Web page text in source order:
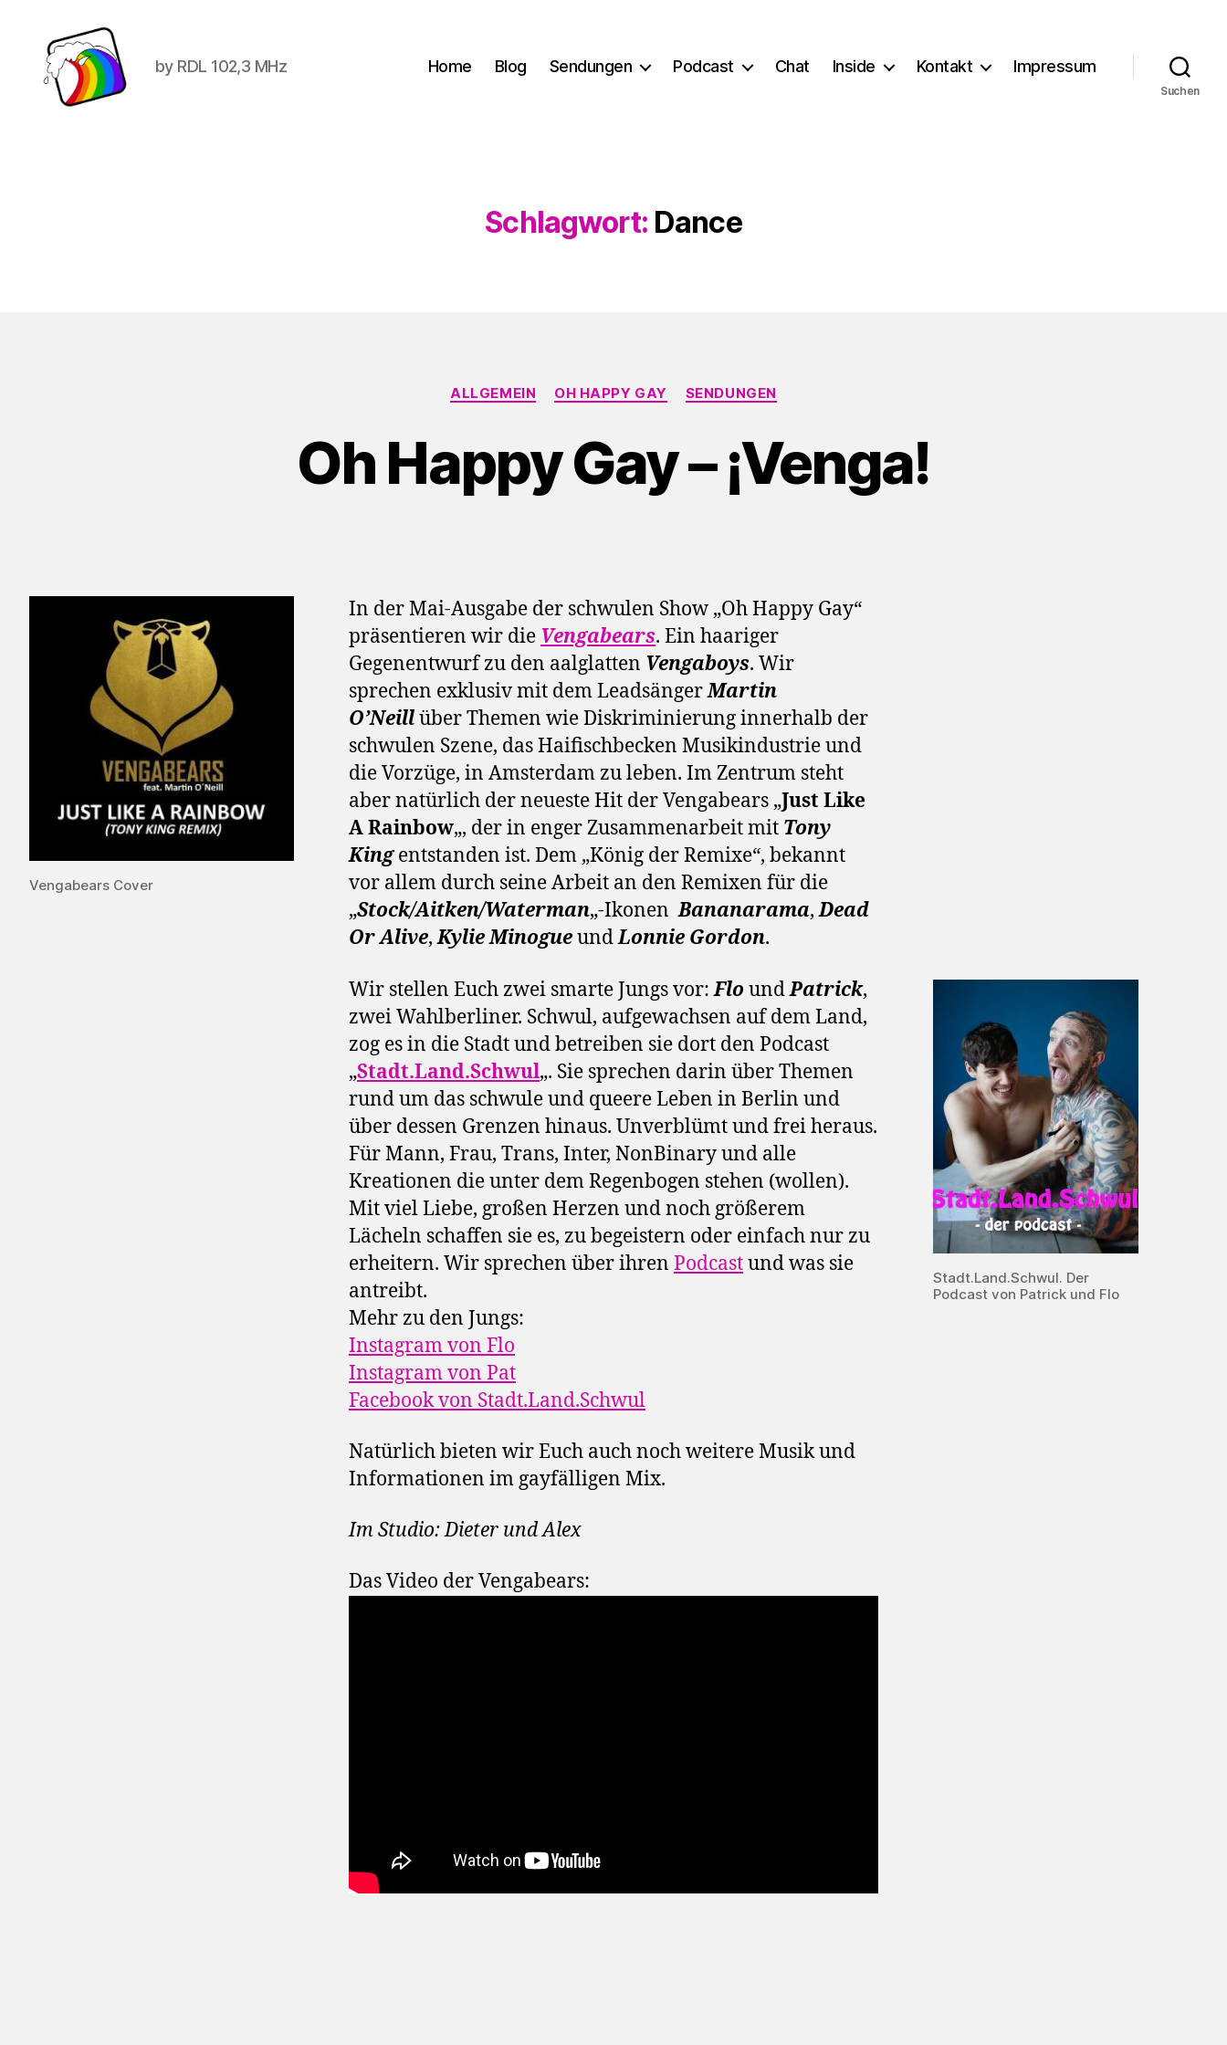
by RDL 102,3 MHz Home Blog Sendungen Podcast Chat Inside Kontakt Impressum
Suchen
Schlagwort: Dance
Kategorien
ALLGEMEIN OH HAPPY GAY SENDUNGEN
Oh Happy Gay – ¡Venga!
Vengabears Cover
In der Mai-Ausgabe der schwulen Show „Oh Happy Gay“
präsentieren wir die Vengabears. Ein haariger
Gegenentwurf zu den aalglatten Vengaboys. Wir
sprechen exklusiv mit dem LeadsängerMartin
O’Neillüber Themen wie Diskriminierung innerhalb der
schwulen Szene, das Haifischbecken Musikindustrie und
die Vorzüge, in Amsterdam zu leben. Im Zentrum steht
aber natürlich der neueste Hit der Vengabears „Just Like
A Rainbow„, der in enger Zusammenarbeit mit Tony
Kingentstanden ist. Dem „König der Remixe“, bekannt
vor allem durch seine Arbeit an den Remixen für die
„Stock/Aitken/Waterman„-IkonenBananarama,Dead
Or Alive,Kylie MinogueundLonnie Gordon.
Stadt.Land.Schwul. Der
Podcast von Patrick und Flo
Wir stellen Euch zwei smarte Jungs vor:Flo undPatrick,
zwei Wahlberliner. Schwul, aufgewachsen auf dem Land,
zog es in die Stadt und betreiben sie dort den Podcast
„Stadt.Land.Schwul„. Sie sprechen darin über Themen
rund um das schwule und queere Leben in Berlin und
über dessen Grenzen hinaus. Unverblümt und frei heraus.
Für Mann, Frau, Trans, Inter, NonBinary und alle
Kreationen die unter dem Regenbogen stehen (wollen).
Mit viel Liebe, großen Herzen und noch größerem
Lächeln schaffen sie es, zu begeistern oder einfach nur zu
erheitern. Wir sprechen über ihren Podcastund was sie
antreibt.
Mehr zu den Jungs:
Instagram von Flo
Instagram von Pat
Facebook von Stadt.Land.Schwul
Natürlich bieten wir Euch auch noch weitere Musik und
Informationen im gayfälligen Mix.
Im Studio: Dieter und Alex
Das Video der Vengabears: